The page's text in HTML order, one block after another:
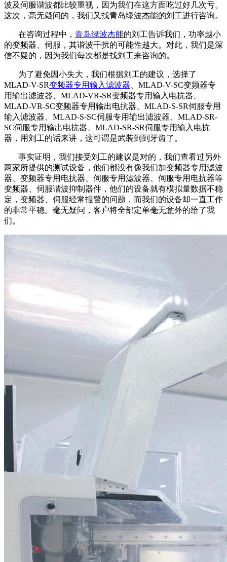
波及伺服谐波都比较重视，因为我们在这方面吃过好几次亏。
这次，毫无疑问的，我们又找青岛绿波杰能的刘工进行咨询。
在咨询过程中， 青岛绿波杰能的刘工告诉我们，功率越小
的变频器、伺服，其谐波干扰的可能性越大。对此，我们是深
信不疑的，因为我们每次都是找刘工来咨询的。
为了避免因小失大，我们根据刘工的建议，选择了
MLAD-V-SR变频器专用输入滤波器 、MLAD-V-SC变频器专
用输出滤波器、MLAD-VR-SR变频器专用输入电抗器、
MLAD-VR-SC变频器专用输出电抗器、MLAD-S-SR伺服专用
输入滤波器、MLAD-S-SC伺服专用输出滤波器、MLAD-SR-
SC伺服专用输出电抗器、MLAD-SR-SR伺服专用输入电抗
器，用刘工的话来讲，这可谓是武装到到牙齿了。
事实证明，我们接受刘工的建议是对的，我们查看过另外
两家所提供的测试设备，他们都没有像我们加变频器专用滤波
器、变频器专用电抗器、伺服专用滤波器、伺服专用电抗器等
变频器、伺服谐波抑制器件，他们的设备就有模拟量数据不稳
定，变频器、伺服经常报警的问题，而我们的设备却一直工作
的非常平稳。毫无疑问，客户将全部定单毫无意外的给了我
们。